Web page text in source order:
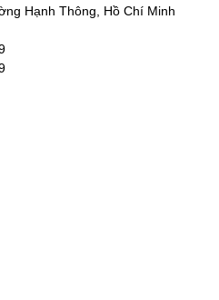
Hạnh Thông, Hồ Chí Minh